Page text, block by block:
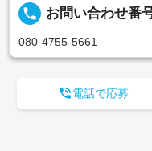
local_phone お問い合わせ番
080-4755-5661
電話で応募